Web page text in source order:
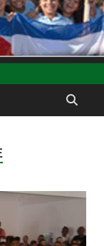
de
de Florida, Camagüey,